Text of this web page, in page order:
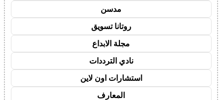
مدسن
روتانا تسويق
مجلة الابداع
نادي الترددات
استشارات اون لاين
المعارف